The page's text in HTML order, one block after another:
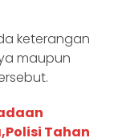
keterangan
maupun
Tahan